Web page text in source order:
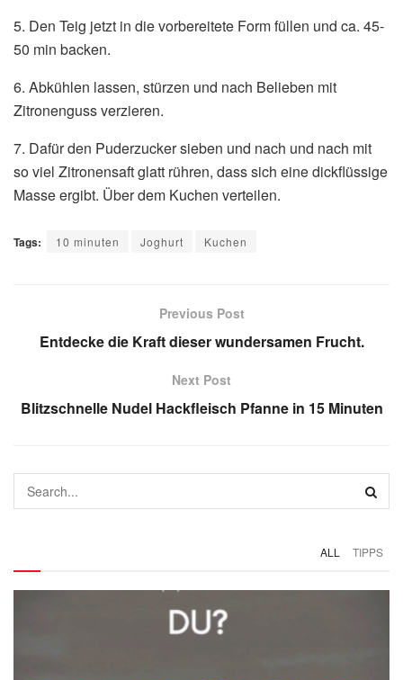
5. Den Teig jetzt in die vorbereitete Form füllen und ca. 45-
50 min backen.
6. Abkühlen lassen, stürzen und nach Belieben mit
Zitronenguss verzieren.
7. Dafür den Puderzucker sieben und nach und nach mit
so viel Zitronensaft glatt rühren, dass sich eine dickflüssige
Masse ergibt. Über dem Kuchen verteilen.
Tags: 10 minuten Joghurt Kuchen
Previous Post
Entdecke die Kraft dieser wundersamen Frucht.
Next Post
Blitzschnelle Nudel Hackfleisch Pfanne in 15 Minuten
ALL TIPPS